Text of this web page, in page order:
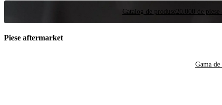
Catalog de produse 20.000 de
Piese aftermarket
Gama de